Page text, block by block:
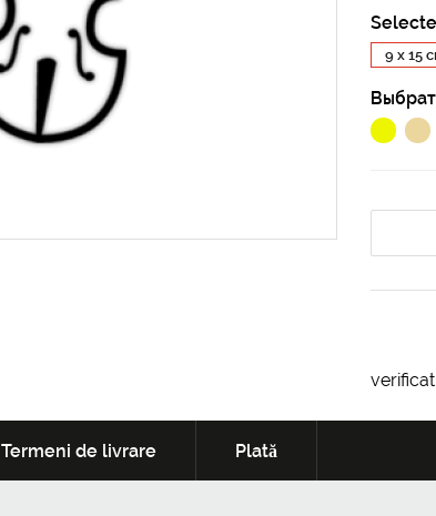
9 x 15
Termeni de livrare Plată